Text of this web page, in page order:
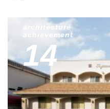
architecture
achievement
14